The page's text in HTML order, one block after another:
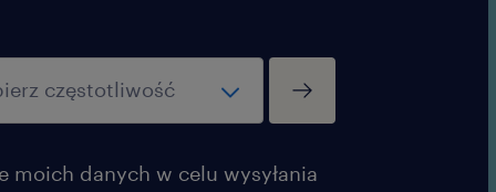
Dobrej atmosfery: spotkań
oraz miłych paczek
moich danych w celu wysyłania